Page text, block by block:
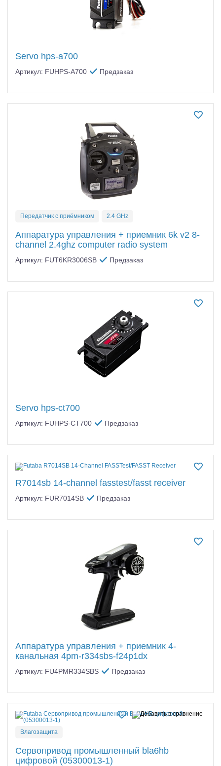
Servo hps-a700
Артикул: FUHPS-A700 Предзаказ
Передатчик с приёмником 2.4 GHz
Аппаратура управления + приемник 6k v2 8-
channel 2.4ghz computer radio system
Артикул: FUT6KR3006SB Предзаказ
Servo hps-ct700
Артикул: FUHPS-CT700 Предзаказ
R7014sb 14-channel fasstest/fasst receiver
Артикул: FUR7014SB Предзаказ
Аппаратура управления + приемник 4-
канальная 4pm-r334sbs-f24p1dx
Артикул: FU4PMR334SBS Предзаказ
Влагозащита
Сервопривод промышленный bla6hb
цифровой (05300013-1)